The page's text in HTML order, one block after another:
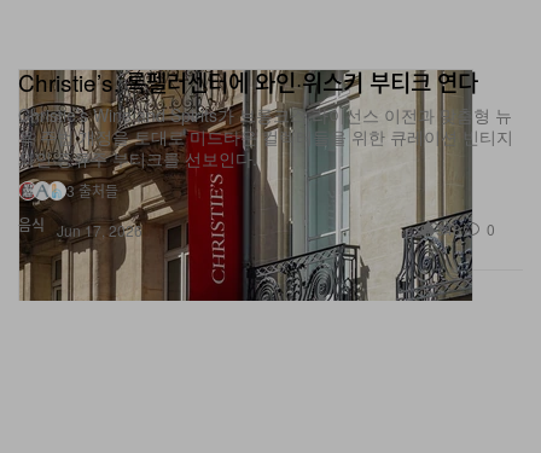
음식
Christie’s, 록펠러센터에 와인·위스키 부티크 연다
Christie’s Wine and Spirits가 브롱크스 라이선스 이전과 맞춤형 뉴
욕 주법 개정을 토대로 미드타운 컬렉터들을 위한 큐레이션 빈티지
와인·증류주 부티크를 선보인다.
3 출처들
Jun 17, 2026
348 0